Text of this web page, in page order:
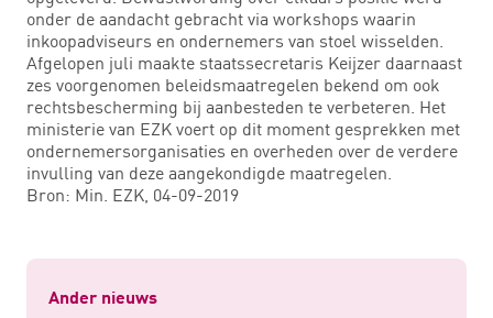
onder de aandacht gebracht via workshops waarin
inkoopadviseurs en ondernemers van stoel wisselden.
Afgelopen juli maakte staatssecretaris Keijzer daarnaast
zes voorgenomen beleidsmaatregelen bekend om ook
rechtsbescherming bij aanbesteden te verbeteren. Het
ministerie van EZK voert op dit moment gesprekken met
ondernemersorganisaties en overheden over de verdere
invulling van deze aangekondigde maatregelen.
Bron: Min. EZK, 04-09-2019
Ander nieuws